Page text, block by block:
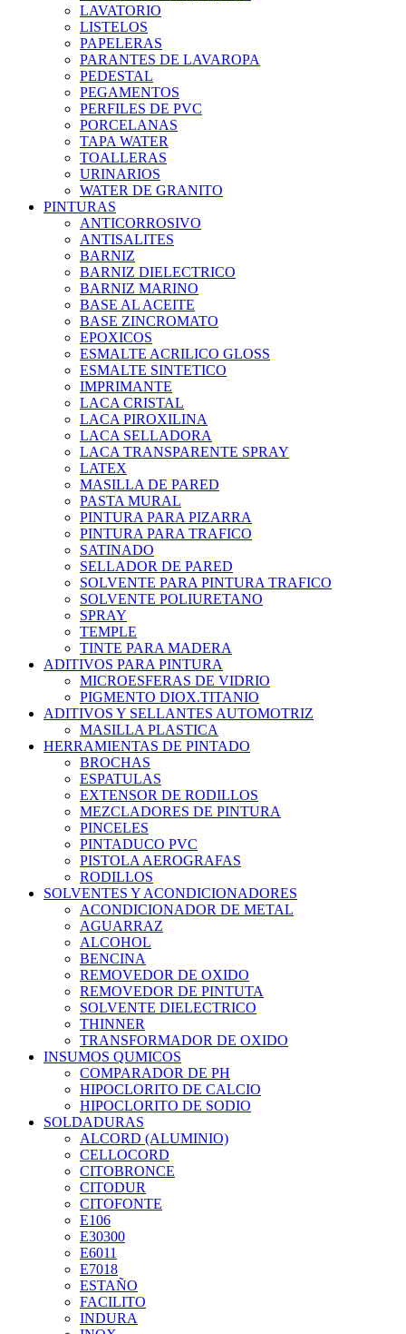
LAVATORIO
LISTELOS
PAPELERAS
PARANTES DE LAVAROPA
PEDESTAL
PEGAMENTOS
PERFILES DE PVC
PORCELANAS
TAPA WATER
TOALLERAS
URINARIOS
WATER DE GRANITO
PINTURAS
ANTICORROSIVO
ANTISALITES
BARNIZ
BARNIZ DIELECTRICO
BARNIZ MARINO
BASE AL ACEITE
BASE ZINCROMATO
EPOXICOS
ESMALTE ACRILICO GLOSS
ESMALTE SINTETICO
IMPRIMANTE
LACA CRISTAL
LACA PIROXILINA
LACA SELLADORA
LACA TRANSPARENTE SPRAY
LATEX
MASILLA DE PARED
PASTA MURAL
PINTURA PARA PIZARRA
PINTURA PARA TRAFICO
SATINADO
SELLADOR DE PARED
SOLVENTE PARA PINTURA TRAFICO
SOLVENTE POLIURETANO
SPRAY
TEMPLE
TINTE PARA MADERA
ADITIVOS PARA PINTURA
MICROESFERAS DE VIDRIO
PIGMENTO DIOX.TITANIO
ADITIVOS Y SELLANTES AUTOMOTRIZ
MASILLA PLASTICA
HERRAMIENTAS DE PINTADO
BROCHAS
ESPATULAS
EXTENSOR DE RODILLOS
MEZCLADORES DE PINTURA
PINCELES
PINTADUCO PVC
PISTOLA AEROGRAFAS
RODILLOS
SOLVENTES Y ACONDICIONADORES
ACONDICIONADOR DE METAL
AGUARRAZ
ALCOHOL
BENCINA
REMOVEDOR DE OXIDO
REMOVEDOR DE PINTUTA
SOLVENTE DIELECTRICO
THINNER
TRANSFORMADOR DE OXIDO
INSUMOS QUMICOS
COMPARADOR DE PH
HIPOCLORITO DE CALCIO
HIPOCLORITO DE SODIO
SOLDADURAS
ALCORD (ALUMINIO)
CELLOCORD
CITOBRONCE
CITODUR
CITOFONTE
E106
E30300
E6011
E7018
ESTAÑO
FACILITO
INDURA